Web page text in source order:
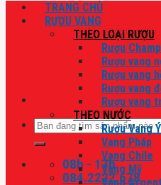
Tìm
kiếm:
08h - 17h
084.2222.678
TRANG CHỦ
RƯỢU VANG
THEO LOẠI RƯỢU
Rượu
Rượu vang
Rượu vang
Rượu vang
Rượu vang
THEO NƯỚC
Rượu Vang Ý
Vang Pháp
Vang Chile
Vang Mỹ